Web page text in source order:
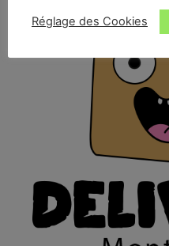
Réglage des Cookies